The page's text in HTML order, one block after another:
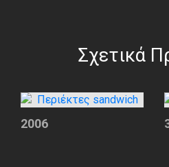
Σχετικά
2006